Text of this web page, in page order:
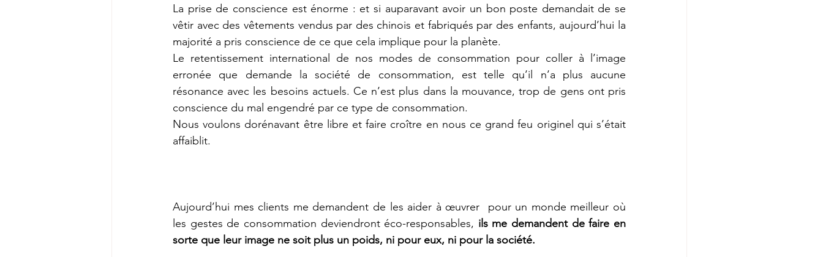
La prise de conscience est énorme : et si auparavant avoir un bon poste demandait de se
vêtir avec des vêtements vendus par des chinois et fabriqués par des enfants, aujourd’hui la
majorité a pris conscience de ce que cela implique pour la planète.
Le retentissement international de nos modes de consommation pour coller à l’image
erronée que demande la société de consommation, est telle qu’il n’a plus aucune
résonance avec les besoins actuels. Ce n’est plus dans la mouvance, trop de gens ont pris
conscience du mal engendré par ce type de consommation.
Nous voulons dorénavant être libre et faire croître en nous ce grand feu originel qui s’était
affaiblit.
Aujourd’hui mes clients me demandent de les aider à œuvrer  pour un monde meilleur où
les gestes de consommation deviendront éco-responsables, ils me demandent de faire en
sorte que leur image ne soit plus un poids, ni pour eux, ni pour la société.